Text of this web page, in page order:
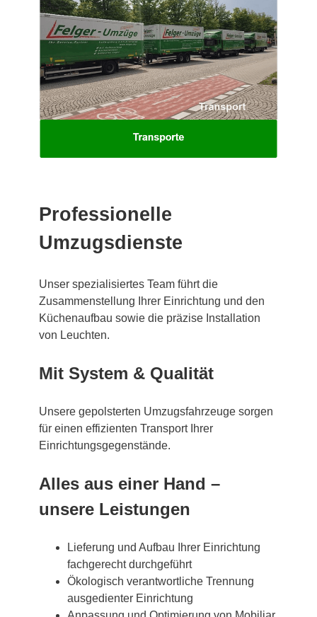
Professionelle
Umzugsdienste
Unser spezialisiertes Team führt die
Zusammenstellung Ihrer Einrichtung und den
Küchenaufbau sowie die präzise Installation
von Leuchten.
Mit System & Qualität
Unsere gepolsterten Umzugsfahrzeuge sorgen
für einen effizienten Transport Ihrer
Einrichtungsgegenstände.
Alles aus einer Hand –
unsere Leistungen
Lieferung und Aufbau Ihrer Einrichtung
fachgerecht durchgeführt
Ökologisch verantwortliche Trennung
ausgedienter Einrichtung